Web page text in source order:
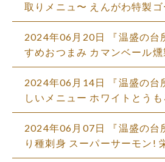
取りメニュ〜 えんがわ特製
2024年06月20日
『温盛の台
すめおつまみ カマンベール
2024年06月14日
『温盛の台
しいメニュー ホワイトとう
2024年06月07日
『温盛の台
り種刺身 スーパーサーモン!